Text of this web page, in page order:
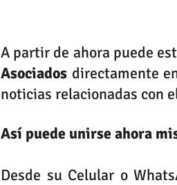
A partir de ahora puede
Asociados directamente
noticias relacionadas con
Así puede unirse ahora
Desde su Celular o